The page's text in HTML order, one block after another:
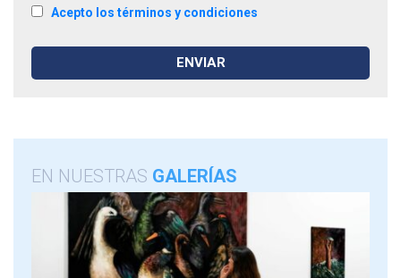
Acepto los términos y condiciones
EN NUESTRAS GALERÍAS